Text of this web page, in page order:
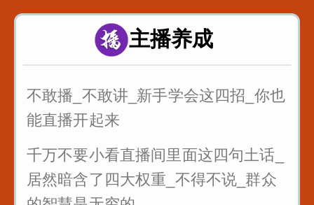
意
最狠的五句话让你瞬间成长
主播养成
不敢播_不敢讲_新手学会这四招_你也
能直播开起来
千万不要小看直播间里面这四句土话_
居然暗含了四大权重_不得不说_群众